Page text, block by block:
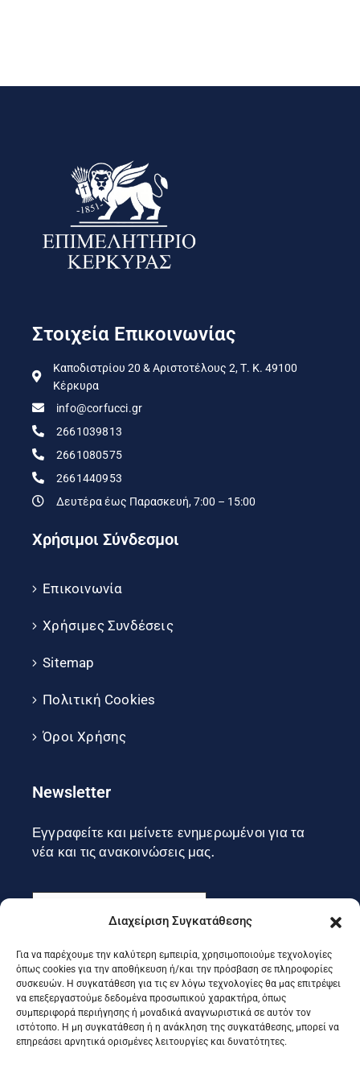
Διαχείριση Συγκατάθεσης
Για να παρέχουμε την καλύτερη εμπειρία, χρησιμοποιούμε τεχνολογίες
όπως cookies για την αποθήκευση ή/και την πρόσβαση σε πληροφορίες
συσκευών. Η συγκατάθεση για τις εν λόγω τεχνολογίες θα μας επιτρέψει
να επεξεργαστούμε δεδομένα προσωπικού χαρακτήρα, όπως
συμπεριφορά περιήγησης ή μοναδικά αναγνωριστικά σε αυτόν τον
ιστότοπο. Η μη συγκατάθεση ή η ανάκληση της συγκατάθεσης, μπορεί να
επηρεάσει αρνητικά ορισμένες λειτουργίες και δυνατότητες.
Στοιχεία Επικοινωνίας
Καποδιστρίου 20 & Αριστοτέλους 2, Τ. Κ. 49100
Κέρκυρα
info@corfucci.gr
2661039813
2661080575
2661440953
Δευτέρα έως Παρασκευή, 7:00 – 15:00
Χρήσιμοι Σύνδεσμοι
Επικοινωνία
Χρήσιμες Συνδέσεις
Sitemap
Πολιτική Cookies
Όροι Χρήσης
Newsletter
Εγγραφείτε και μείνετε ενημερωμένοι για τα
νέα και τις ανακοινώσεις μας.
Εγγραφή
Ακολουθήστε μας στα social